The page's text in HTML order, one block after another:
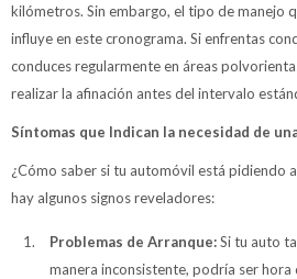
kilómetros. Sin embargo, el tipo de manejo
influye en este cronograma. Si enfrentas
conduces regularmente en áreas
realizar la afinación antes del intervalo
Síntomas que Indican la necesidad de
¿Cómo saber si tu automóvil está pidiendo
hay algunos signos reveladores:
Problemas de Arranque:Si tu auto
manera inconsistente, podría ser hora